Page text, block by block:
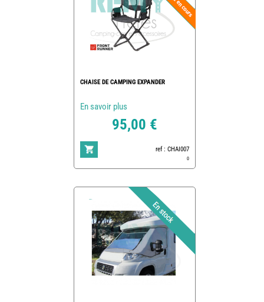
CHAISE DE CAMPING EXPANDER
En savoir plus
95,00 €
ref : CHAI007
0